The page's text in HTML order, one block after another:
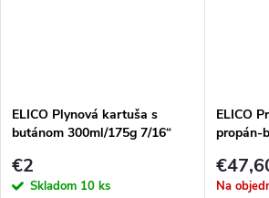
ELICO Plynová kartuša s
butánom 300ml/175g 7/16“
€2
Skladom 10 ks
ELICO
propán-
Na